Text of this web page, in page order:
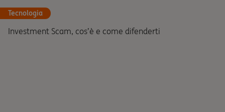
Tecnologia
Investment Scam, cos’è e come difenderti